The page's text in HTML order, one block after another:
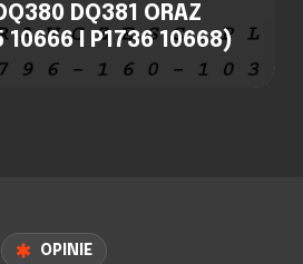
DQ381 ORAZ
10666 I P1736 10668)
OPINIE